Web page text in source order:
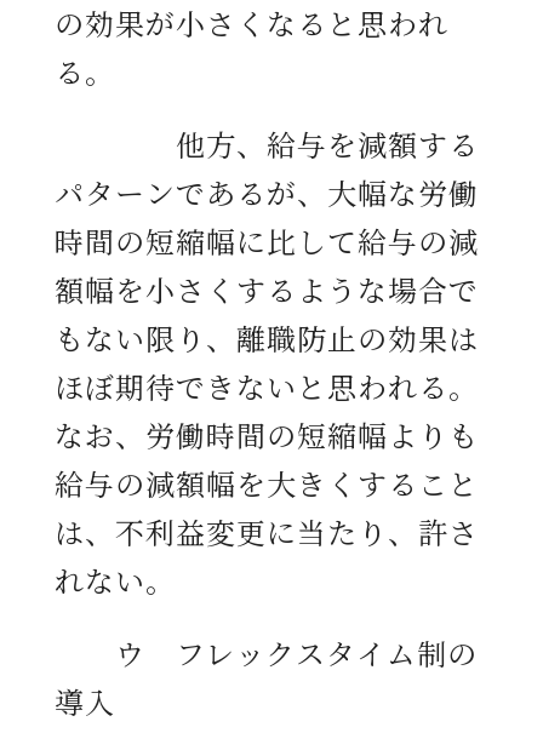
の効果が小さくなると思われ
る。
他方、給与を減額する
パターンであるが、大幅な労働
時間の短縮幅に比して給与の減
額幅を小さくするような場合で
もない限り、離職防止の効果は
ほぼ期待できないと思われる。
なお、労働時間の短縮幅よりも
給与の減額幅を大きくすること
は、不利益変更に当たり、許さ
れない。
ウ フレックスタイム制の
導入